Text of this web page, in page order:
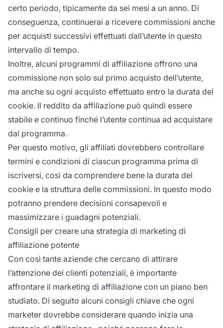
certo periodo, tipicamente da sei mesi a un anno. Di
conseguenza, continuerai a ricevere commissioni anche
per acquisti successivi effettuati dall’utente in questo
intervallo di tempo.
Inoltre, alcuni programmi di affiliazione offrono una
commissione non solo sul primo acquisto dell’utente,
ma anche su ogni acquisto effettuato entro la durata del
cookie. Il reddito da affiliazione può quindi essere
stabile e continuo finché l’utente continua ad acquistare
dal programma.
Per questo motivo, gli affiliati dovrebbero controllare
termini e condizioni di ciascun programma prima di
iscriversi, così da comprendere bene la durata del
cookie e la struttura delle commissioni. In questo modo
potranno prendere decisioni consapevoli e
massimizzare i guadagni potenziali.
Consigli per creare una strategia di marketing di
affiliazione potente
Con così tante aziende che cercano di attirare
l’attenzione dei clienti potenziali, è importante
affrontare il marketing di affiliazione con un piano ben
studiato. Di seguito alcuni consigli chiave che ogni
marketer dovrebbe considerare quando inizia una